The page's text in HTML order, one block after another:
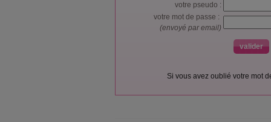
votre pseudo :
votre mot de passe :
(envoyé par email)
Si vous avez oublié votre mot